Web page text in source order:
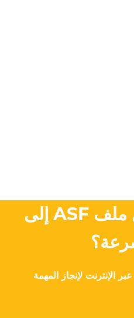
هل ترغب بتحويل ملف ASF إلى
الإنترنت لإنجاز المهمة